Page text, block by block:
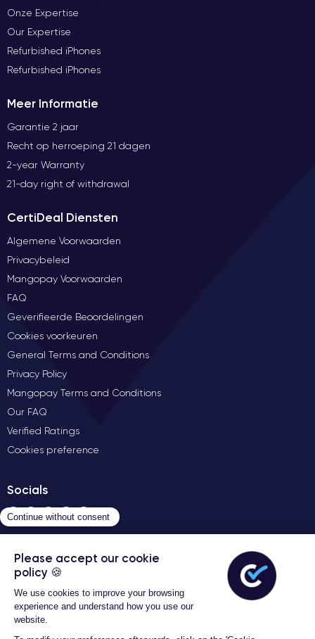
Onze Expertise
Our Expertise
Refurbished iPhones
Refurbished iPhones
Meer Informatie
Garantie 2 jaar
Recht op herroeping 21 dagen
2-year Warranty
21-day right of withdrawal
CertiDeal Diensten
Algemene Voorwaarden
Privacybeleid
Mangopay Voorwaarden
FAQ
Geverifieerde Beoordelingen
Cookies voorkeuren
General Terms and Conditions
Privacy Policy
Mangopay Terms and Conditions
Our FAQ
Verified Ratings
Cookies preference
Socials
contact